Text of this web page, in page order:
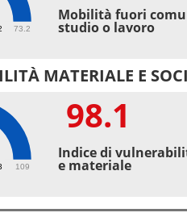
73.2
Mobilità fuori
studio o lavoro
MATERIALE E
109
98.1
Indice di
e materiale